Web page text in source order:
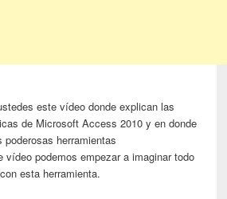
este vídeo donde explican las
de Microsoft Access 2010 y en donde
herramientas
vídeo podemos empezar a imaginar todo
esta herramienta.